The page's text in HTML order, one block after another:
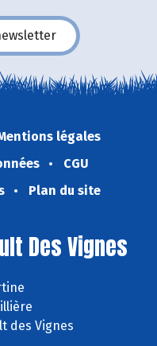
légales
CGU
Plan du site
Des Vignes
des Vignes